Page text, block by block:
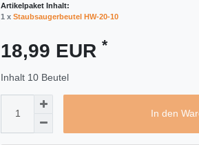
Artikelpaket Inhalt:
1 x Staubsaugerbeutel HW-20-10
18,99 EUR *
Inhalt 10 Beutel
In den